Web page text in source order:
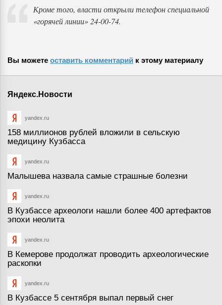
Кроме того, власти открыли телефон специальной
«горячей линии» 24-00-74.
Вы можете оставить комментарий к этому материалу
Яндекс.Новости
yandex.ru
158 миллионов рублей вложили в сельскую
медицину Кузбасса
yandex.ru
Малышева назвала самые страшные болезни
yandex.ru
В Кузбассе археологи нашли более 400 артефактов
эпохи неолита
yandex.ru
В Кемерове продолжат проводить археологические
раскопки
yandex.ru
В Кузбассе 5 сентября выпал первый снег